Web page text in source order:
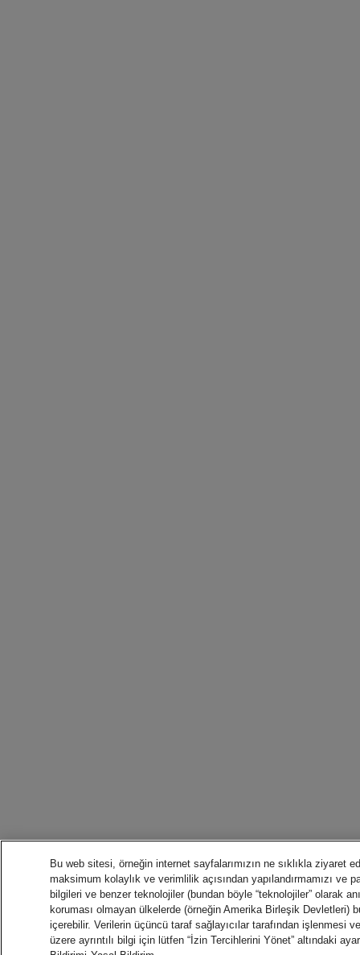
Bu web sitesi, örneğin internet sayfalarımızın ne sıklıkla ziyaret
maksimum kolaylık ve verimlilik açısından yapılandırmamızı ve
bilgileri ve benzer teknolojiler (bundan böyle “teknolojiler” olarak
koruması olmayan ülkelerde (örneğin Amerika Birleşik Devletleri)
içerebilir. Verilerin üçüncü taraf sağlayıcılar tarafından işlenmesi
üzere ayrıntılı bilgi için lütfen “İzin Tercihlerini Yönet” altındaki